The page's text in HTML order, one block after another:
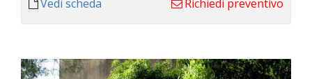
Vedi scheda Richiedi preventivo